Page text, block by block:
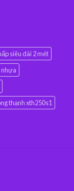
siêu dài 2 mét
nhựa
thạnh xth250s1